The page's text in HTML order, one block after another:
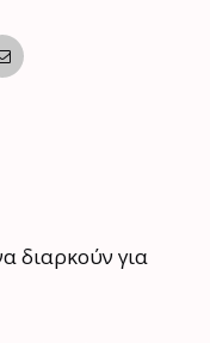
διαρκούν για